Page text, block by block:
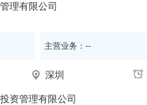
理有限公司
主营业务：--
深圳
资管理有限公司